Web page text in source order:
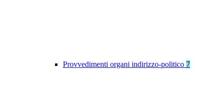
Provvedimenti organi indirizzo-politico 7